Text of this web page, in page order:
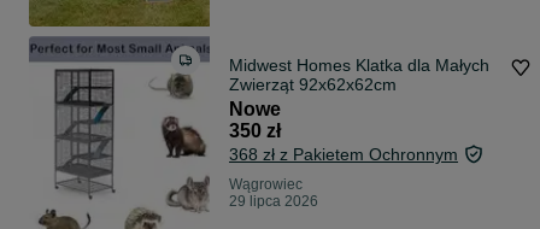
Midwest Homes Klatka dla Małych
Zwierząt 92x62x62cm
Nowe
350 zł
368 zł z Pakietem Ochronnym
Wągrowiec
29 lipca 2026